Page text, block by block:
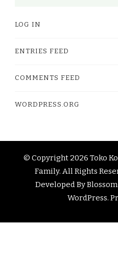
LOG IN
ENTRIES FEED
COMMENTS FEED
WORDPRESS.ORG
© Copyright 2026 Toko
Family. All Rights
Developed By
WordPress.